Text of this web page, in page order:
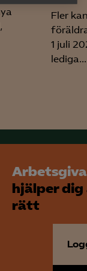
Fler
1 juli
lediga...
hjälper
rätt